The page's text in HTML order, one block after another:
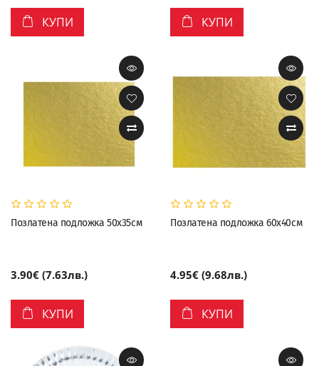
КУПИ КУПИ
Позлатена подложка 50х35см
3.90€ (7.63лв.)
КУПИ
Позлатена подложка 60х40см
4.95€ (9.68лв.)
КУПИ